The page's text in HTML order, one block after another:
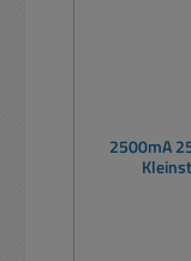
2500mA